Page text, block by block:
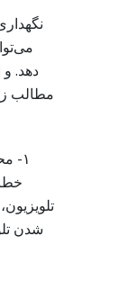
دهد. و
مطالب
۱-
شدن